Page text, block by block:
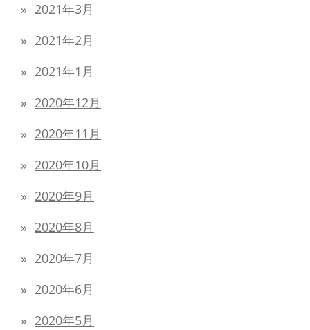
2021年3月
2021年2月
2021年1月
2020年12月
2020年11月
2020年10月
2020年9月
2020年8月
2020年7月
2020年6月
2020年5月